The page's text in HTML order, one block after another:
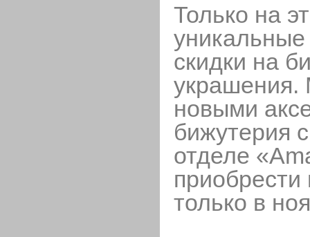
Только на
скидки на
украшения.
новыми
бижутерия
отделе «
только в